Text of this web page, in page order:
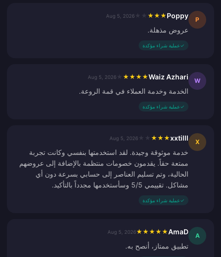
P
Poppy
★
★
★
Aug 5, 2026
عروض مذهلة.
✓عملية شراء مؤكدة
W
Waiz Azhari
★
★
★
★
Aug 5, 2026
الخدمة وخدمة العملاء في قمة الروعة.
✓عملية شراء مؤكدة
X
xxtilll
★
★
★
Aug 5, 2026
خدمة موثوقة وجيدة. لقد استخدمتها بنفسي وكانت تجربة
ممتعة حقاً. يقدمون خصومات منتظمة بالإضافة إلى عروضهم
الحالية، وتم تسليم العناصر إلى حسابي بسرعة دون أي
مشاكل. تقييمي 5/5 وسأستخدمها مجدداً بالتأكيد.
✓عملية شراء مؤكدة
A
AmaD
★
★
★
★
★
Aug 5, 2026
تطبيق ممتاز، أنصح به.